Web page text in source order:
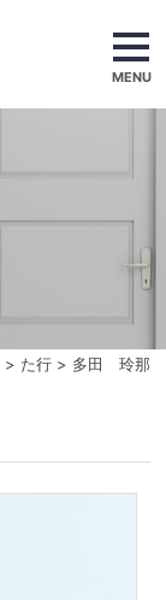
MENU
> た行> 多田 玲那